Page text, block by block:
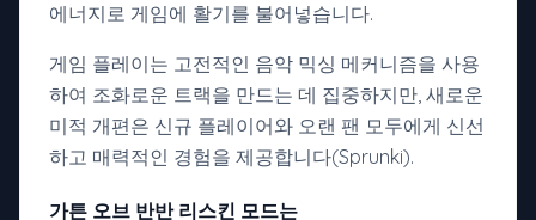
에너지로 게임에 활기를 불어넣습니다.
게임 플레이는 고전적인 음악 믹싱 메커니즘을 사용
하여 조화로운 트랙을 만드는 데 집중하지만, 새로운
미적 개편은 신규 플레이어와 오랜 팬 모두에게 신선
하고 매력적인 경험을 제공합니다(Sprunki).
가튼 오브 반반 리스킨 모드는